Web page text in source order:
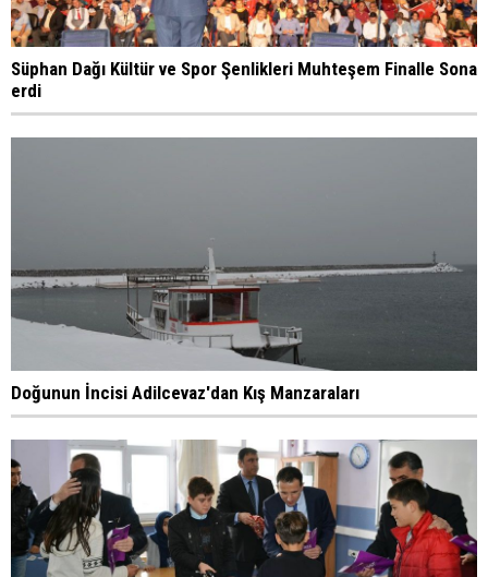
Süphan Dağı Kültür ve Spor Şenlikleri Muhteşem Finalle Sona
erdi
Doğunun İncisi Adilcevaz'dan Kış Manzaraları